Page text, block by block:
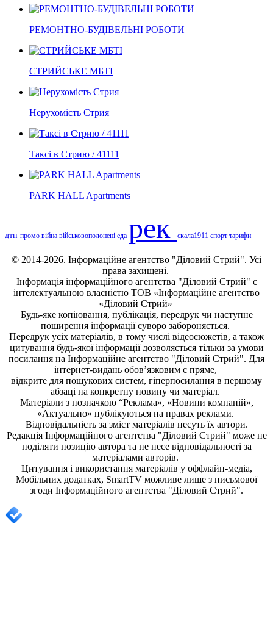
РЕМОНТНО-БУДІВЕЛЬНІ РОБОТИ
СТРИЙСЬКЕ МБТІ
Нерухомість Стрия
Таксі в Стрию / 41111
PARK HALL Apartments
дтп промо війна військовополонені еда рек скала1911 спорт тарифи
© 2014-2026. Інформаційне агентство "Діловий Стрий". Усі
права захищені.
Інформація інформаційного агентства "Діловий Стрий" є
інтелектуальною власністю ТОВ «Інформаційне агентство
«Діловий Стрий»
Будь-яке копiювання, публiкацiя, передрук чи наступне
поширення iнформацiї суворо забороняється.
Передрук усіх матеріалів, в тому числі відеосюжетів, а також
цитування будь-якої інформації дозволяється тільки за умови
посилання на Інформаційне агентство "Діловий Стрий". Для
інтернет-видань обов’язковим є пряме,
відкрите для пошукових систем, гіперпосилання в першому
абзаці на конкретну новину чи матеріал.
Матеріали з позначкою “Реклама», «Новини компаній»,
«Актуально» публікуються на правах реклами.
Відповідальність за зміст матеріалів несуть їх автори.
Редакція Інформаційного агентства "Діловий Стрий" може не
поділяти позицію автора та не несе відповідальності за
матеріалами авторів.
Цитування і використання матеріалів у оффлайн-медіа,
Мобільних додатках, SmartTV можливе лише з письмової
згоди Інформаційного агентства "Діловий Стрий".